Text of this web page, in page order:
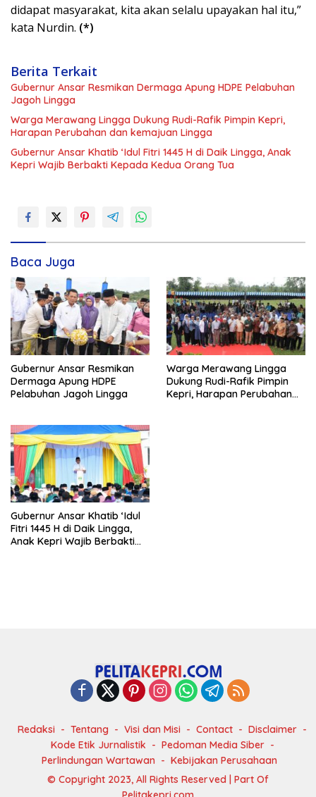
didapat masyarakat, kita akan selalu upayakan hal itu,”
kata Nurdin. (*)
Berita Terkait
Gubernur Ansar Resmikan Dermaga Apung HDPE Pelabuhan
Jagoh Lingga
Warga Merawang Lingga Dukung Rudi-Rafik Pimpin Kepri,
Harapan Perubahan dan kemajuan Lingga
Gubernur Ansar Khatib ‘Idul Fitri 1445 H di Daik Lingga, Anak
Kepri Wajib Berbakti Kepada Kedua Orang Tua
Baca Juga
Gubernur Ansar Resmikan
Dermaga Apung HDPE
Pelabuhan Jagoh Lingga
Warga Merawang Lingga
Dukung Rudi-Rafik Pimpin
Kepri, Harapan Perubahan
Gubernur Ansar Khatib ‘Idul
Fitri 1445 H di Daik Lingga,
Anak Kepri Wajib Berbakti
Redaksi Tentang Visi dan Misi Contact
Disclaimer
Kode Etik Jurnalistik
Pedoman Media Siber
Perlindungan Wartawan
Kebijakan Perusahaan
© Copyright 2023, All Rights Reserved | Part Of